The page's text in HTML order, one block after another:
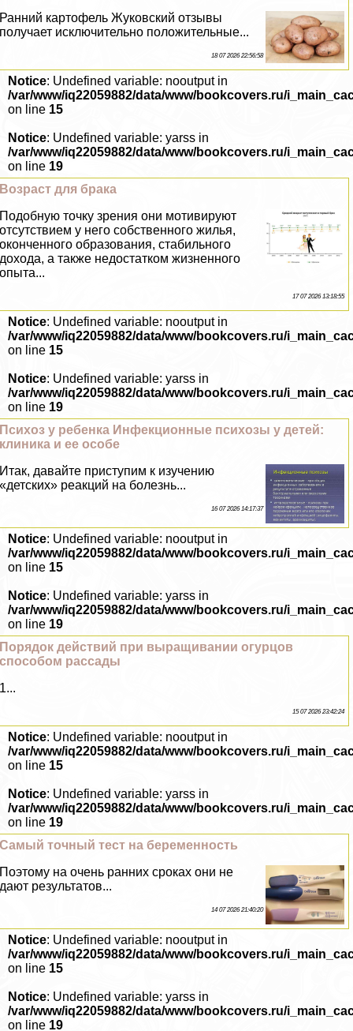
Ранний картофель Жуковский отзывы
получает исключительно положительные...
18 07 2026 22:56:58
Notice: Undefined variable: nooutput in
/var/www/iq22059882/data/www/bookcovers.ru/
on line 15
Notice: Undefined variable: yarss in
/var/www/iq22059882/data/www/bookcovers.ru/
on line 19
Возраст для бpaка
Подобную точку зрения они мотивируют
отсутствием у него собственного жилья,
оконченного образования, стабильного
дохода, а также недостатком жизненного
опыта...
17 07 2026 13:18:55
Notice: Undefined variable: nooutput in
/var/www/iq22059882/data/www/bookcovers.ru/
on line 15
Notice: Undefined variable: yarss in
/var/www/iq22059882/data/www/bookcovers.ru/
on line 19
Психоз у ребенка Инфекционные психозы у детей:
клиника и ее особе
Итак, давайте приступим к изучению
«детских» реакций на болезнь...
16 07 2026 14:17:37
Notice: Undefined variable: nooutput in
/var/www/iq22059882/data/www/bookcovers.ru/
on line 15
Notice: Undefined variable: yarss in
/var/www/iq22059882/data/www/bookcovers.ru/
on line 19
Порядок действий при выращивании огурцов
способом рассады
1...
15 07 2026 23:42:24
Notice: Undefined variable: nooutput in
/var/www/iq22059882/data/www/bookcovers.ru/
on line 15
Notice: Undefined variable: yarss in
/var/www/iq22059882/data/www/bookcovers.ru/
on line 19
Самый точный тест на беременность
Поэтому на очень ранних сроках они не
дают результатов...
14 07 2026 21:40:20
Notice: Undefined variable: nooutput in
/var/www/iq22059882/data/www/bookcovers.ru/
on line 15
Notice: Undefined variable: yarss in
/var/www/iq22059882/data/www/bookcovers.ru/
on line 19